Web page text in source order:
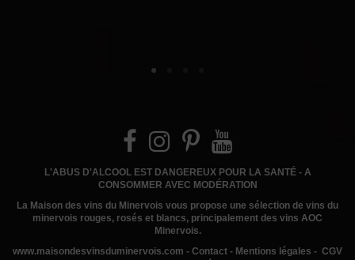
L'ABUS D'ALCOOL EST DANGEREUX POUR LA SANTÉ - A
CONSOMMER AVEC MODÉRATION
La Maison des vins du Minervois vous propose une sélection de vins du
minervois rouges, rosés et blancs, principalement des vins AOC
Minervois.
www.maisondesvinsduminervois.com - Contact - Mentions légales - CGV